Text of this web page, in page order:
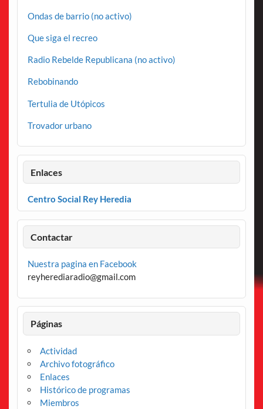
Ondas de barrio (no activo)
Que siga el recreo
Radio Rebelde Republicana (no activo)
Rebobinando
Tertulia de Utópicos
Trovador urbano
Enlaces
Centro Social Rey Heredia
Contactar
Nuestra pagina en Facebook
reyherediaradio@gmail.com
Páginas
Actividad
Archivo fotográfico
Enlaces
Histórico de programas
Miembros